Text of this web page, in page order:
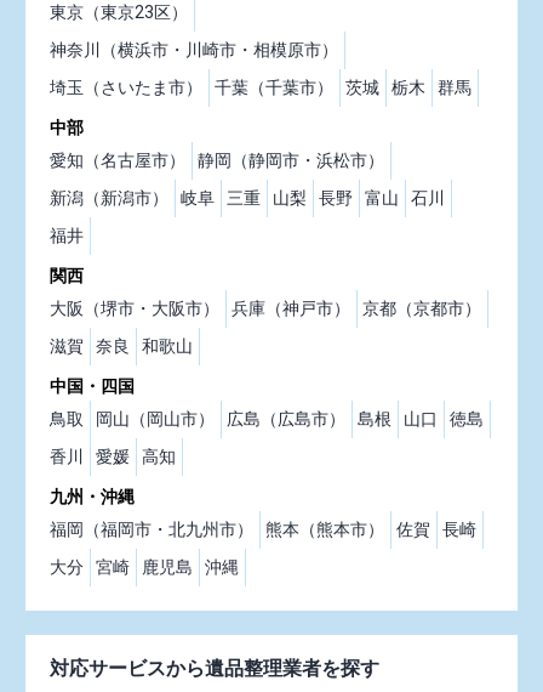
東京（東京23区）
神奈川（横浜市・川崎市・相模原市）
埼玉（さいたま市）
千葉（千葉市） 茨城 栃木 群馬
中部
愛知（名古屋市）
静岡（静岡市・浜松市）
新潟（新潟市）
岐阜 三重 山梨 長野 富山
石川
福井
関西
大阪（堺市・大阪市）
兵庫（神戸市）
京都（京都市）
滋賀
奈良 和歌山
中国・四国
鳥取
岡山（岡山市） 広島（広島市） 島根 山口
徳島
香川
愛媛 高知
九州・沖縄
福岡（福岡市・北九州市）
熊本（熊本市） 佐賀
長崎
大分
宮崎 鹿児島 沖縄
対応サービスから遺品整理業者を探す